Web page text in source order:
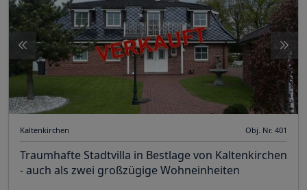
Kaltenkirchen Obj. Nr. 401
Traumhafte Stadtvilla in Bestlage von Kaltenkirchen
- auch als zwei großzügige Wohneinheiten